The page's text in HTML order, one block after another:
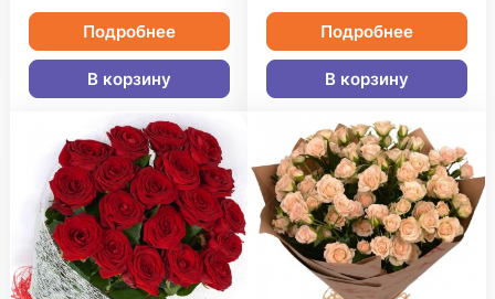
Подробнее
В корзину
Подробнее
В корзину